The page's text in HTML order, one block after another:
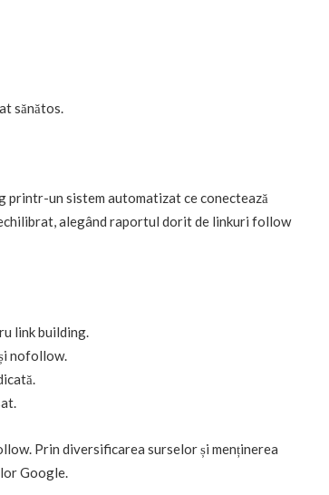
sănătos.
printr-un sistem automatizat ce conectează
alegând raportul dorit de linkuri follow
link building.
nofollow.
Prin diversificarea surselor și menținerea
Google.